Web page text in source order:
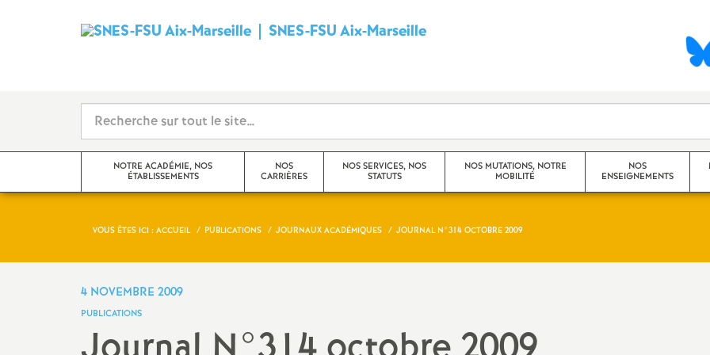
SNES-FSU Aix-MarseilleS
d
i
c
NOTRE ACADÉMIE, NOS
ÉTABLISSEMENTS
Actualités de l’académie
Actualités des établissements
NOS
CARRIÈRES
Formation
NOS SERVICES, NOS
STATUTS
NOS MUTATIONS, NOTRE
MOBILITÉ
Académique
NOS
ENSEIGNEMENTS
VOUS ÊTES ICI : ACCUEIL PUBLICATIONS JOURNAUX ACADÉMIQUES JOURNAL N°314 OCTOBRE 2009
4 NOVEMBRE 2009
PUBLICATIONS